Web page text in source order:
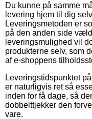
Du kunne på samme
levering hjem til dig
Leveringsmetoden er
på den anden side
leveringsmulighed vil
produkterne selv, som
af e-shoppens
Leveringstidspunktet
er naturligvis ret så
inden for få dage, så
dobbelttjekker den
vare.